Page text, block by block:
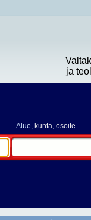
ja
Alue, kunta, osoite